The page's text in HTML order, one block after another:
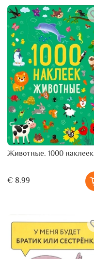
Животные. 1000 наклеек
€ 8.99